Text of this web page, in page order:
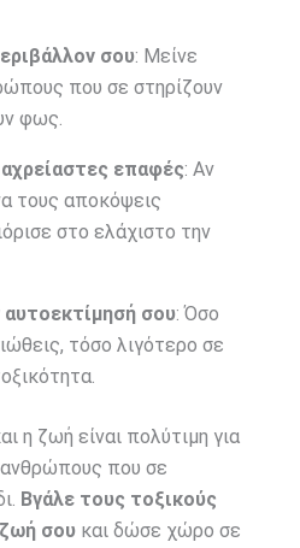
σου: Μείνε
που σε στηρίζουν
φως.
επαφές: Αν
τους αποκόψεις
στο ελάχιστο την
σου: Όσο
τόσο λιγότερο σε
η ζωή είναι πολύτιμη για
ανθρώπους που σε
Βγάλε τους τοξικούς
σουκαι δώσε χώρο σε